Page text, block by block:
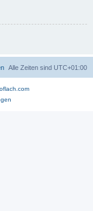
Alle Zeiten sind UTC+01:00